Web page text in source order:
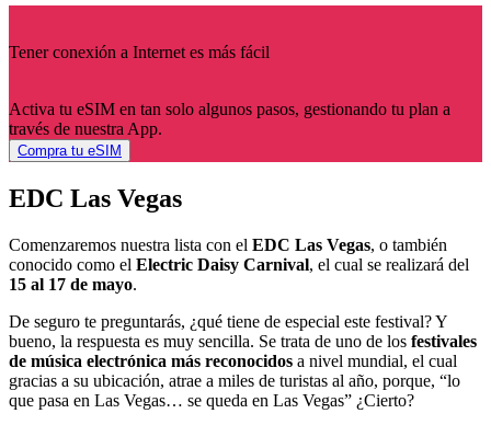
Tener conexión a Internet es más fácil
Activa tu eSIM en tan solo algunos pasos, gestionando tu plan a
través de nuestra App.
Compra tu eSIM
EDC Las Vegas
Comenzaremos nuestra lista con el EDC Las Vegas, o también
conocido como el Electric Daisy Carnival, el cual se realizará del
15 al 17 de mayo.
De seguro te preguntarás, ¿qué tiene de especial este festival? Y
bueno, la respuesta es muy sencilla. Se trata de uno de los festivales
de música electrónica más reconocidos a nivel mundial, el cual
gracias a su ubicación, atrae a miles de turistas al año, porque, “lo
que pasa en Las Vegas… se queda en Las Vegas” ¿Cierto?